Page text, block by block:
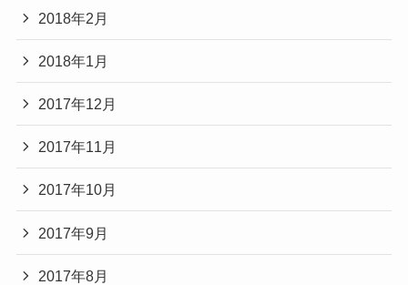
2018年2月
2018年1月
2017年12月
2017年11月
2017年10月
2017年9月
2017年8月